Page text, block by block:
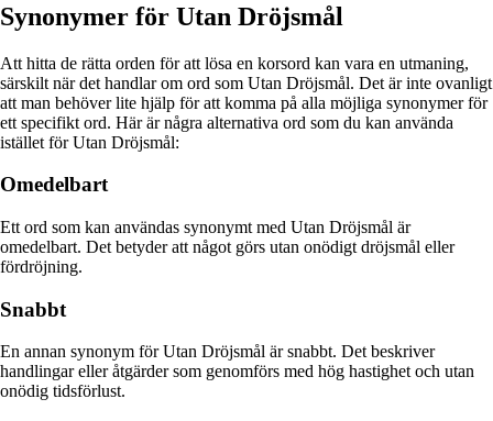
Synonymer för Utan Dröjsmål
Att hitta de rätta orden för att lösa en korsord kan vara en utmaning,
särskilt när det handlar om ord som Utan Dröjsmål. Det är inte ovanligt
att man behöver lite hjälp för att komma på alla möjliga synonymer för
ett specifikt ord. Här är några alternativa ord som du kan använda
istället för Utan Dröjsmål:
Omedelbart
Ett ord som kan användas synonymt med Utan Dröjsmål är
omedelbart. Det betyder att något görs utan onödigt dröjsmål eller
fördröjning.
Snabbt
En annan synonym för Utan Dröjsmål är snabbt. Det beskriver
handlingar eller åtgärder som genomförs med hög hastighet och utan
onödig tidsförlust.